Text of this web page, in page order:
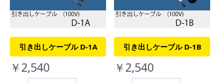
引き出しケーブル D-1A
￥2,540
引き出しケーブル D-1B
￥2,540